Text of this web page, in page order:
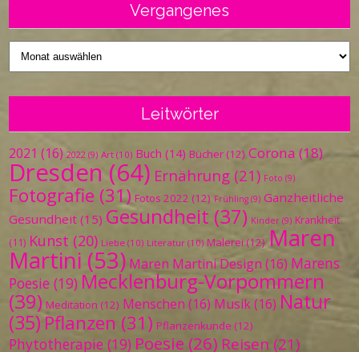
Vergangenes
Vergangenes
Leitwörter
2021 (16) 2022 (9) Art (10) Buch (14) Bücher (12) Corona (18)
Dresden (64) Ernährung (21) Foto (9)
Fotografie (31) Fotos 2022 (12) Frühling (9) Ganzheitliche
Gesundheit (15) Gesundheit (37) Kinder (9) Krankheit
(11) Kunst (20) Liebe (10) Literatur (10) Malerei (12) Maren
Martini (53) Maren Martini Design (16) Marens
Poesie (19) Mecklenburg-Vorpommern
(39) Meditation (12) Menschen (16) Musik(16) Natur
(35) Pflanzen (31) Pflanzenkunde (12)
Phytotherapie (19) Poesie (26) Reisen (21)